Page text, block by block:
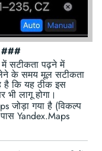
###
सटीकता पढ़ने में
के समय मूल सटीकता
है कि यह ठीक इस
लागू होगा।
जोड़ा गया है (विकल्प
Yandex.Maps